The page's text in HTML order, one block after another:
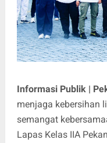
Informasi Publik |
menjaga kebersihan
semangat
Lapas Kelas IIA